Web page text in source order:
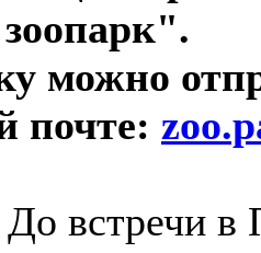
можно
почте:
До встречи в